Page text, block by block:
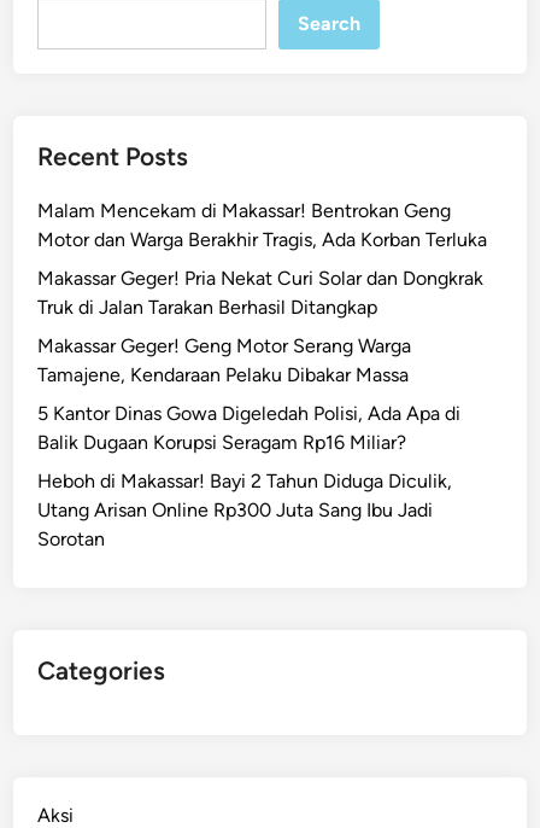
Search
Recent Posts
Malam Mencekam di Makassar! Bentrokan Geng
Motor dan Warga Berakhir Tragis, Ada Korban Terluka
Makassar Geger! Pria Nekat Curi Solar dan Dongkrak
Truk di Jalan Tarakan Berhasil Ditangkap
Makassar Geger! Geng Motor Serang Warga
Tamajene, Kendaraan Pelaku Dibakar Massa
5 Kantor Dinas Gowa Digeledah Polisi, Ada Apa di
Balik Dugaan Korupsi Seragam Rp16 Miliar?
Heboh di Makassar! Bayi 2 Tahun Diduga Diculik,
Utang Arisan Online Rp300 Juta Sang Ibu Jadi
Sorotan
Categories
Aksi